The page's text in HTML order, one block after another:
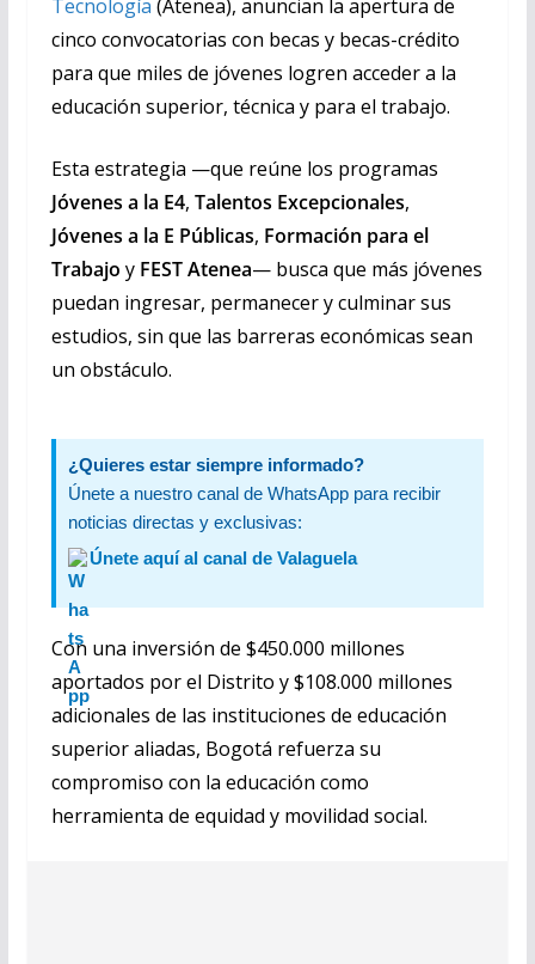
Tecnología (Atenea), anuncian la apertura de
cinco convocatorias con becas y becas-crédito
para que miles de jóvenes logren acceder a la
educación superior, técnica y para el trabajo.
Esta estrategia —que reúne los programas
Jóvenes a la E4, Talentos Excepcionales,
Jóvenes a la E Públicas, Formación para el
Trabajo y FEST Atenea— busca que más jóvenes
puedan ingresar, permanecer y culminar sus
estudios, sin que las barreras económicas sean
un obstáculo.
¿Quieres estar siempre informado?
Únete a nuestro canal de WhatsApp para recibir
noticias directas y exclusivas:
Únete aquí al canal de Valaguela
Con una inversión de $450.000 millones
aportados por el Distrito y $108.000 millones
adicionales de las instituciones de educación
superior aliadas, Bogotá refuerza su
compromiso con la educación como
herramienta de equidad y movilidad social.